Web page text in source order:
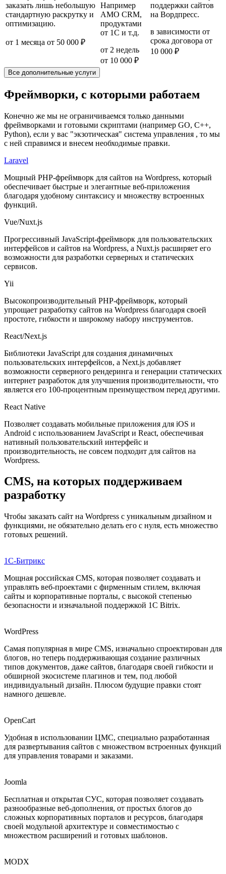
заказать лишь небольшую
стандартную раскрутку и
оптимизацию.
от 1 месяца от 50 000 ₽
Например
AMO CRM,
продуктами
от 1C и т.д.
от 2 недель
от 10 000 ₽
поддержки сайтов
на Вордпресс.
в зависимости от
срока договора от
10 000 ₽
Все дополнительные услуги
Фреймворки, с которыми работаем
Конечно же мы не ограничиваемся только данными
фреймворками и готовыми скриптами (например GO, C++,
Python), если у вас "экзотическая" система управления , то мы
с ней справимся и внесем необходимые правки.
Laravel
Мощный PHP-фреймворк для сайтов на Wordpress, который
обеспечивает быстрые и элегантные веб-приложения
благодаря удобному синтаксису и множеству встроенных
функций.
Vue/Nuxt.js
Прогрессивный JavaScript-фреймворк для пользовательских
интерфейсов и сайтов на Wordpress, а Nuxt.js расширяет его
возможности для разработки серверных и статических
сервисов.
Yii
Высокопроизводительный PHP-фреймворк, который
упрощает разработку сайтов на Wordpress благодаря своей
простоте, гибкости и широкому набору инструментов.
React/Next.js
Библиотеки JavaScript для создания динамичных
пользовательских интерфейсов, а Next.js добавляет
возможности серверного рендеринга и генерации статических
интернет разработок для улучшения производительности, что
является его 100-процентным преимуществом перед другими.
React Native
Позволяет создавать мобильные приложения для iOS и
Android с использованием JavaScript и React, обеспечивая
нативный пользовательский интерфейс и
производительность, не совсем подходит для сайтов на
Wordpress.
CMS, на которых поддерживаем
разработку
Чтобы заказать сайт на Wordpress с уникальным дизайном и
функциями, не обязательно делать его с нуля, есть множество
готовых решений.
1С-Битрикс
Мощная российская CMS, которая позволяет создавать и
управлять веб-проектами с фирменным стилем, включая
сайты и корпоративные порталы, с высокой степенью
безопасности и изначальной поддержкой 1С Bitrix.
WordPress
Самая популярная в мире CMS, изначально спроектирован для
блогов, но теперь поддерживающая создание различных
типов документов, даже сайтов, благодаря своей гибкости и
обширной экосистеме плагинов и тем, под любой
индивидуальный дизайн. Плюсом будущие правки стоят
намного дешевле.
OpenCart
Удобная в использовании ЦМС, специально разработанная
для развертывания сайтов с множеством встроенных функций
для управления товарами и заказами.
Joomla
Бесплатная и открытая СУС, которая позволяет создавать
разнообразные веб-дополнения, от простых блогов до
сложных корпоративных порталов и ресурсов, благодаря
своей модульной архитектуре и совместимостью с
множеством расширений и готовых шаблонов.
MODX